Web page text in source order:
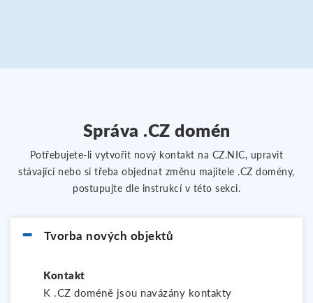
Správa .CZ domén
Potřebujete-li vytvořit nový kontakt na CZ.NIC, upravit
stávající nebo si třeba objednat změnu majitele .CZ domény,
postupujte dle instrukcí v této sekci.
Tvorba nových objektů
Kontakt
K .CZ doméně jsou navázány kontakty